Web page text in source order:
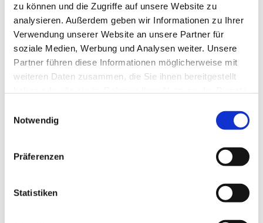
zu können und die Zugriffe auf unsere Website zu
analysieren. Außerdem geben wir Informationen zu Ihrer
Verwendung unserer Website an unsere Partner für
soziale Medien, Werbung und Analysen weiter. Unsere
Partner führen diese Informationen möglicherweise mit
weiteren Daten zusammen, die Sie ihnen bereitgestellt
Notwendig
Präferenzen
Statistiken
Dies könnte Sie auch interessieren